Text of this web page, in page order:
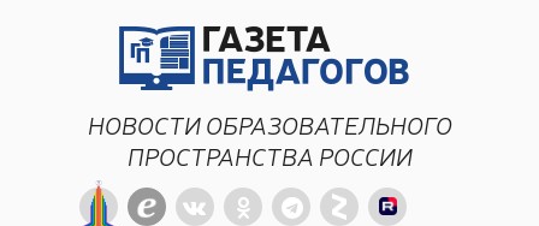
НОВОСТИ ОБРАЗОВАТЕЛЬНОГО
ПРОСТРАНСТВА РОССИИ